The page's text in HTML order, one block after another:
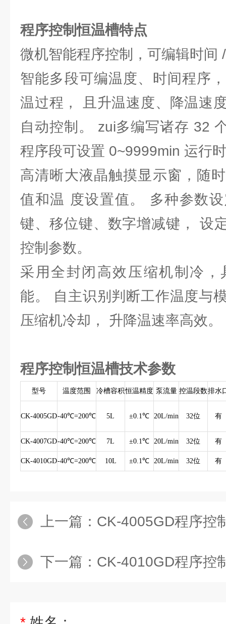
程序控制恒温槽特点
微机智能程序控制，可编辑时间
智能多段可编温度、时间程序
温过程， 且升温速度、降温速
自动控制。 zui多编写诸存 32
程序段可设置 0~9999min 运行
高清晰大液晶触摸显示窗，随
值和温 度设置值。 多种参数
键、移位键、数字增减键， 设
控制参数。
采用全封闭高效压缩机制冷
能。 自主识别判断工作温度与
压缩机冷却， 升降温速率高效。
程序控制恒温槽技术参数
型号 温度范围 冷槽容积恒温精度 泵流量 控温段数排水
CK-4005GD-40℃=200℃ 5L ±0.1℃ 20L/min 32位 有
CK-4007GD-40℃=200℃ 7L ±0.1℃ 20L/min 32位 有
CK-4010GD-40℃=200℃ 10L ±0.1℃ 20L/min 32位 有
上一篇： CK-4005GD程序控
下一篇： CK-4010GD程序控